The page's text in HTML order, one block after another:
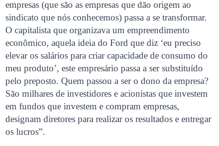
empresas (que são as empresas que dão origem ao
sindicato que nós conhecemos) passa a se transformar.
O capitalista que organizava um empreendimento
econômico, aquela ideia do Ford que diz ‘eu preciso
elevar os salários para criar capacidade de consumo do
meu produto’, este empresário passa a ser substituído
pelo preposto. Quem passou a ser o dono da empresa?
São milhares de investidores e acionistas que investem
em fundos que investem e compram empresas,
designam diretores para realizar os resultados e entregar
os lucros”.